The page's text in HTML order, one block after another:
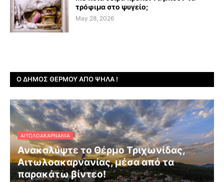
τρόφιμα στο ψυγείο;
May 28, 2026
Ο ΔΉΜΟΣ ΘΈΡΜΟΥ ΑΠΌ ΨΗΛΆ !
ΑΙΤΩΛΟΑΚΑΡΝΑΝΊΑ
Ανακαλύψτε το Θέρμο Τριχωνίδας,
Αιτωλοακαρνανίας, μέσα από τα
παρακάτω βίντεο!